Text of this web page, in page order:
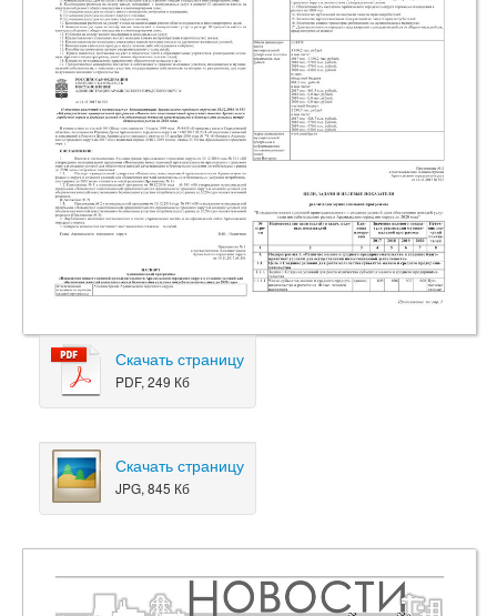
Скачать страницу
PDF, 249 Кб
Скачать страницу
JPG, 845 Кб